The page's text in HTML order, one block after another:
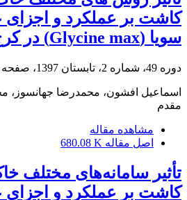
کاشت بر عملکرد و اجزای
سویا (Glycine max) در کرج
دوره 49، شماره 2، تابستان 1397، صفحه
اسماعیل افشون، محمدرضا جهانسوز،
مقدم
مشاهده مقاله
اصل مقاله 680.08 K
تأثیر سامانه‌های مختلف
کاشت بر عملکرد و